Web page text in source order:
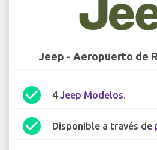
Jeep - Aeropuerto de
check_circle 4 Jeep Modelos.
check_circle Disponible a través de